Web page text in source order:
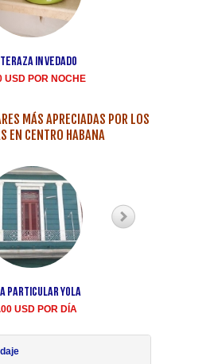
teraza in Vedado
USD POR NOCHE
MÁS APRECIADAS POR LOS
EN CENTRO HABANA
Particular Yola
USD POR DÍA